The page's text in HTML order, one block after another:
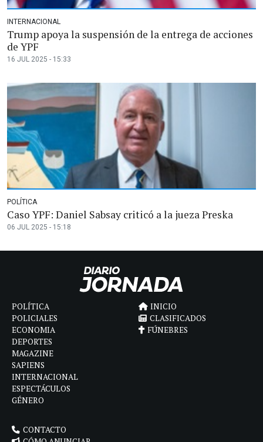
INTERNACIONAL
Trump apoya la suspensión de la entrega de acciones
de YPF
16 JUL 2025 - 15:33
POLÍTICA
Caso YPF: Daniel Sabsay criticó a la jueza Preska
06 JUL 2025 - 15:18
POLÍTICA
POLICIALES
ECONOMIA
DEPORTES
MAGAZINE
SAPIENS
INTERNACIONAL
ESPECTÁCULOS
GÉNERO
INICIO
CLASIFICADOS
FÚNEBRES
CONTACTO